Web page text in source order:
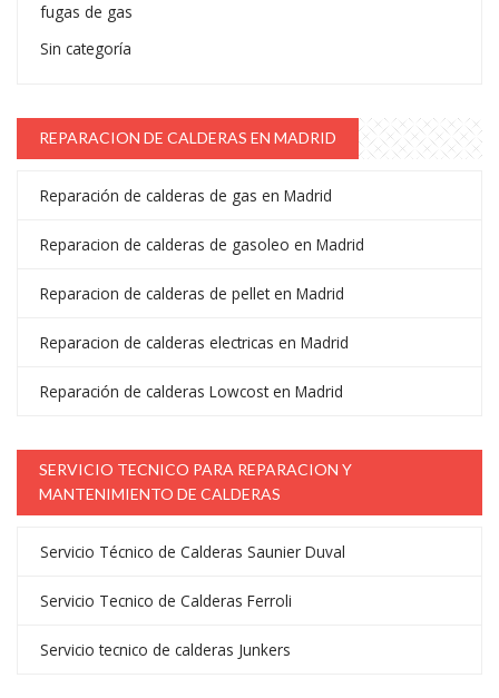
fugas de gas
Sin categoría
REPARACION DE CALDERAS EN MADRID
Reparación de calderas de gas en Madrid
Reparacion de calderas de gasoleo en Madrid
Reparacion de calderas de pellet en Madrid
Reparacion de calderas electricas en Madrid
Reparación de calderas Lowcost en Madrid
SERVICIO TECNICO PARA REPARACION Y
MANTENIMIENTO DE CALDERAS
Servicio Técnico de Calderas Saunier Duval
Servicio Tecnico de Calderas Ferroli
Servicio tecnico de calderas Junkers